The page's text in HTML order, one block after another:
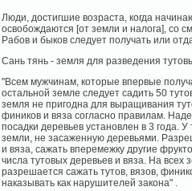
Люди, достигшие возраста, когда
освобождаются [от земли и налога], со
Рабов и быков следует получать или
Сань тянь - земля для разведения
"Всем мужчинам, которые впервые
остальной земле следует садить 50
земля не пригодна для выращивания
фиников и вяза согласно правилам.
посадки деревьев установлен в 3 года. У
земли, не засаженную деревьями.
и вяза, сажать вперемежку другие
числа тутовых деревьев и вяза. На
разрешается сажать тутов, вязов,
наказывать как нарушителей закона" .